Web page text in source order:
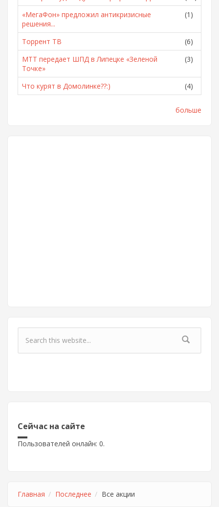
«МегаФон» предложил антикризисные
решения...
(1)
Торрент ТВ
(6)
МТТ передает ШПД в Липецке «Зеленой
Точке»
(3)
Что курят в Домолинке??:) (4)
больше
Форма поиска
Сейчас на сайте
Пользователей онлайн: 0.
Главная Последнее Все акции